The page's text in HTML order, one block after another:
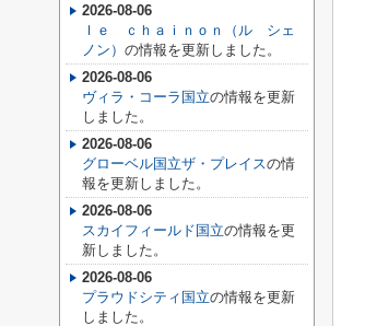
2026-08-06
ｌｅ ｃｈａｉｎｏｎ（ル シェ
ノン） の情報を更新しました。
2026-08-06
ヴィラ・コーラ国立の情報を更新
しました。
2026-08-06
グローベル国立ザ・プレイスの情
報を更新しました。
2026-08-06
スカイフィールド国立の情報を更
新しました。
2026-08-06
プラウドシティ国立の情報を更新
しました。